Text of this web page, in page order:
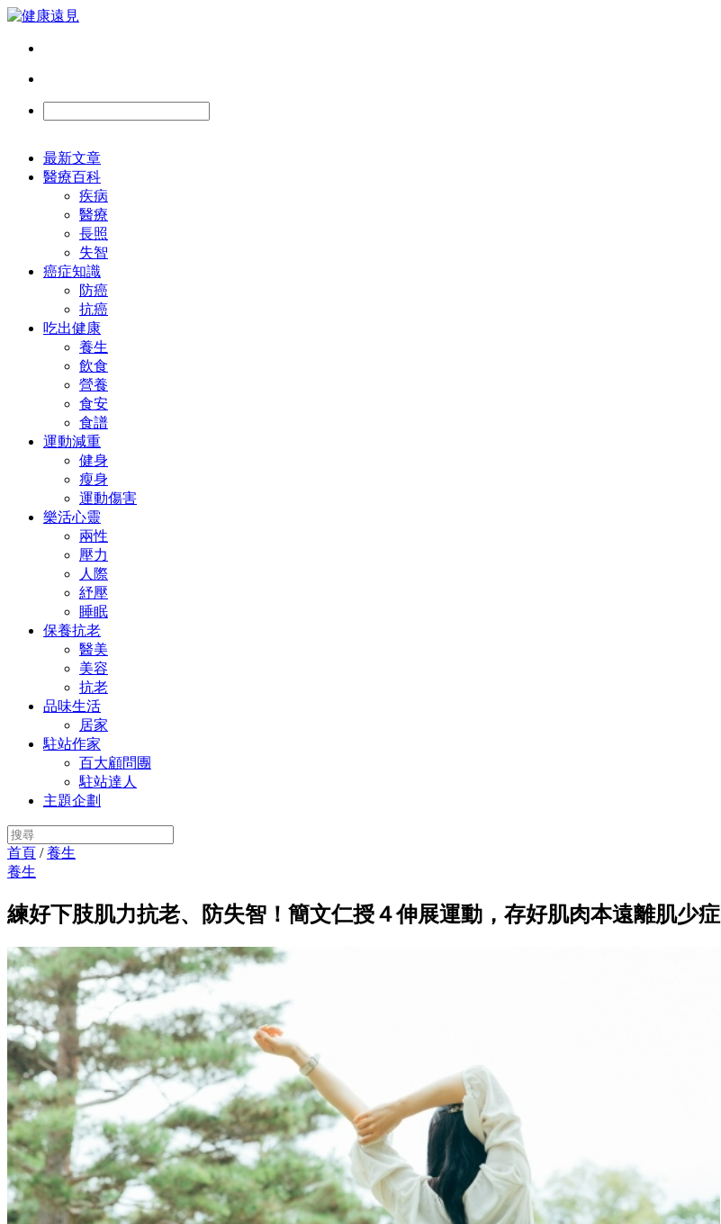
最新文章
醫療百科
疾病
醫療
長照
失智
癌症知識
防癌
抗癌
吃出健康
養生
飲食
營養
食安
食譜
運動減重
健身
瘦身
運動傷害
樂活心靈
兩性
壓力
人際
紓壓
睡眠
保養抗老
醫美
美容
抗老
品味生活
居家
駐站作家
百大顧問團
駐站達人
主題企劃
首頁 /養生
養生
練好下肢肌力抗老、防失智！簡文仁授４伸展運動，存好肌肉本遠離肌少症